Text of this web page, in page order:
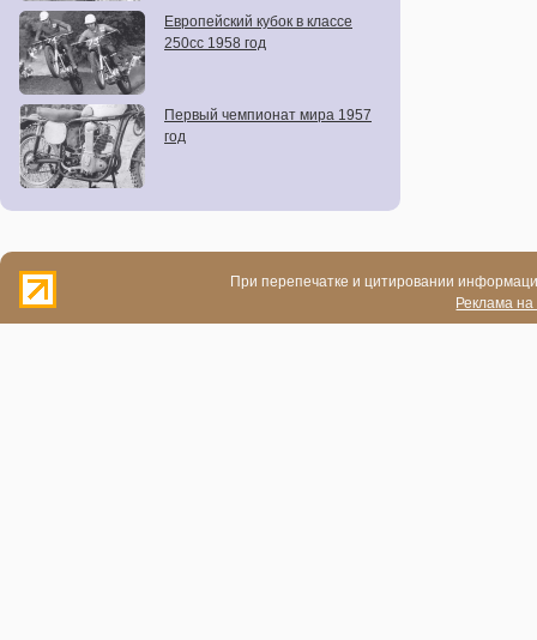
Европейский кубок в классе
250сс 1958 год
Первый чемпионат мира 1957
год
При перепечатке и цитировании
Реклама на